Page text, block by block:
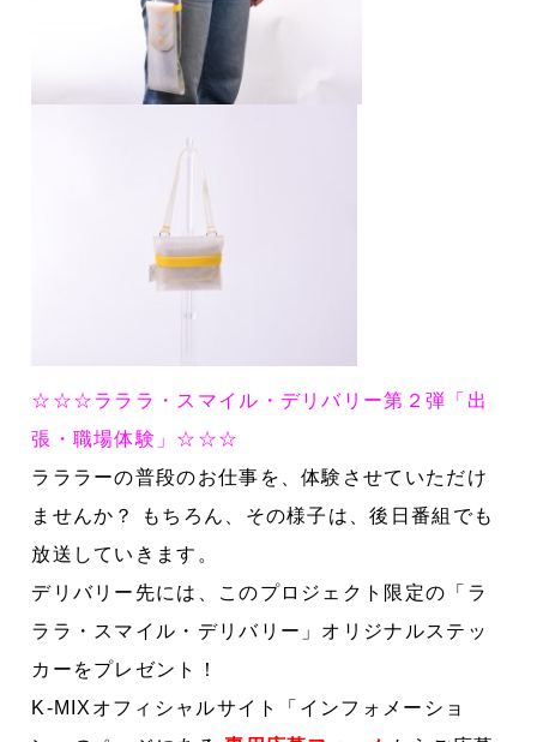
☆☆☆ラララ・スマイル・デリバリー第２弾「出
張・職場体験」☆☆☆
ラララーの普段のお仕事を、体験させていただけ
ませんか？
もちろん、その様子は、後日番組でも
放送していきます。
デリバリー先には、このプロジェクト限定の「ラ
ララ・スマイル・デリバリー」オリジナルステッ
カーをプレゼント！
K-MIXオフィシャルサイト「インフォメーショ